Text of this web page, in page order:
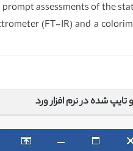
assessments of the
(FT-IR) and a
تایپ شده در نرم افزار ورد